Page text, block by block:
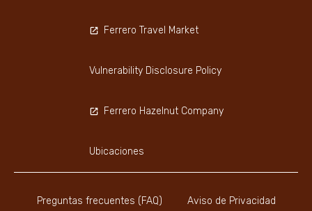
Preguntas frecuentes (FAQ) Aviso de Privacidad
Ferrero Travel Market
Vulnerability Disclosure Policy
Ferrero Hazelnut Company
Ubicaciones